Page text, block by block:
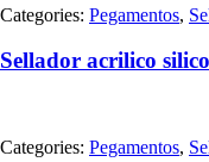
Categories: Pegamentos,
Sellador acrilico
Categories: Pegamentos,